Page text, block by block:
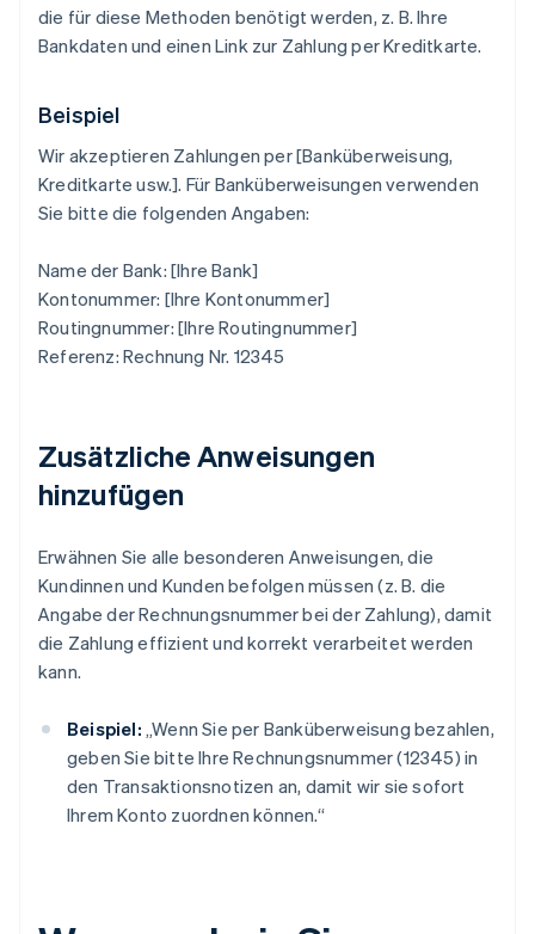
die für diese Methoden benötigt werden, z. B. Ihre
Bankdaten und einen Link zur Zahlung per Kreditkarte.
Beispiel
Wir akzeptieren Zahlungen per [Banküberweisung,
Kreditkarte usw.]. Für Banküberweisungen verwenden
Sie bitte die folgenden Angaben:
Name der Bank: [Ihre Bank]
Kontonummer: [Ihre Kontonummer]
Routingnummer: [Ihre Routingnummer]
Referenz: Rechnung Nr. 12345
Zusätzliche Anweisungen
hinzufügen
Erwähnen Sie alle besonderen Anweisungen, die
Kundinnen und Kunden befolgen müssen (z. B. die
Angabe der Rechnungsnummer bei der Zahlung), damit
die Zahlung effizient und korrekt verarbeitet werden
kann.
Beispiel: „Wenn Sie per Banküberweisung bezahlen,
geben Sie bitte Ihre Rechnungsnummer (12345) in
den Transaktionsnotizen an, damit wir sie sofort
Ihrem Konto zuordnen können.“